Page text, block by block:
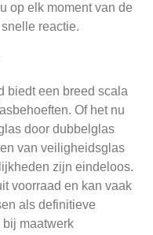
op elk moment van de
reactie.
biedt een breed scala
Of het nu
door dubbelglas
van veiligheidsglas
zijn eindeloos.
voorraad en kan vaak
als definitieve
maatwerk